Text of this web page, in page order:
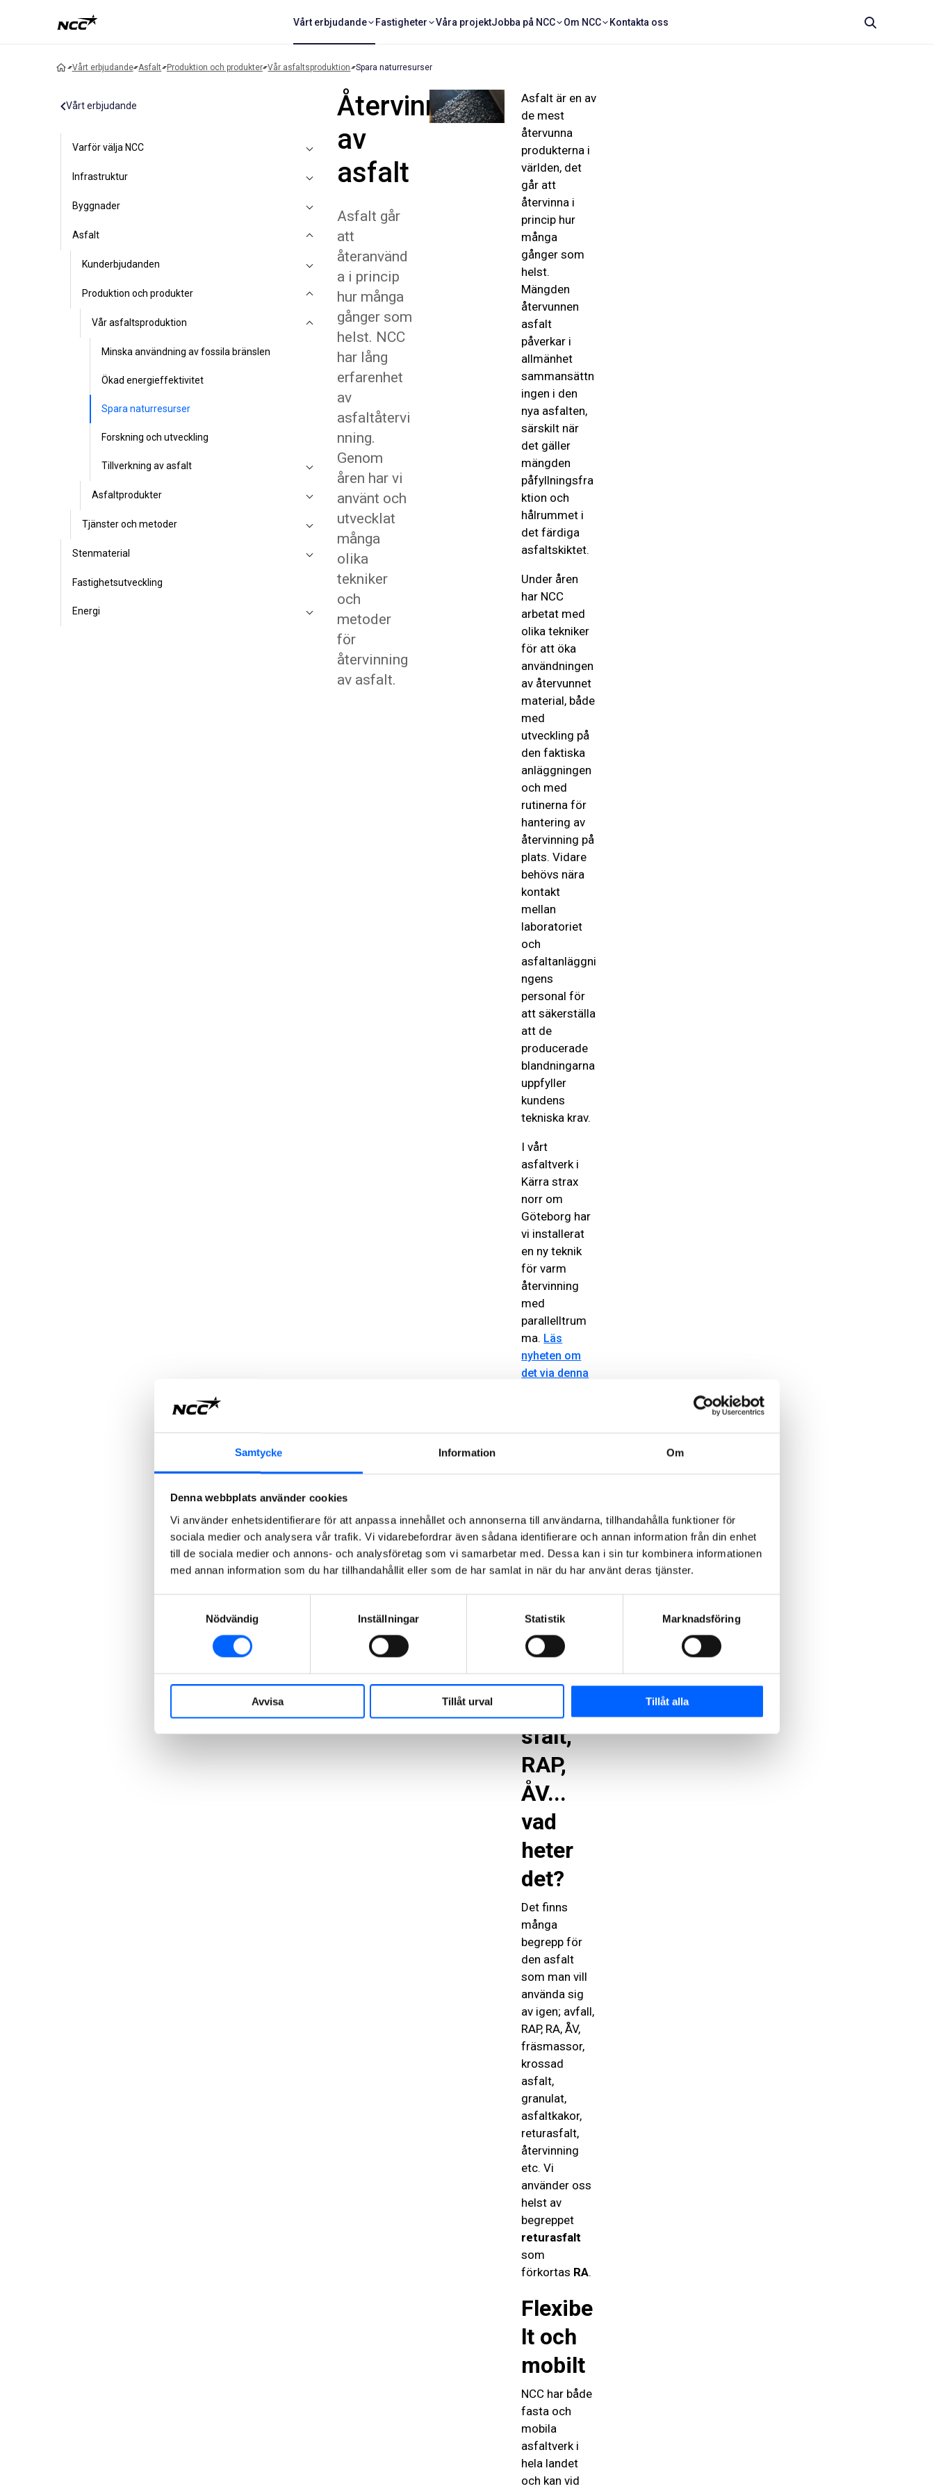
Samtycke Information Om
Denna webbplats använder cookies
Vi använder enhetsidentifierare för att anpassa innehållet och annonserna till användarna, tillhandahålla funktioner för
sociala medier och analysera vår trafik. Vi vidarebefordrar även sådana identifierare och annan information från din enhet
till de sociala medier och annons- och analysföretag som vi samarbetar med. Dessa kan i sin tur kombinera informationen
med annan information som du har tillhandahållit eller som de har samlat in när du har använt deras tjänster.
Nödvändig
Inställningar Statistik Marknadsföring
Avvisa Tillåt urval Tillåt alla
Vårt erbjudande Fastigheter Våra projektJobba på NCC Om NCC Kontakta oss
Vårt erbjudande Asfalt Produktion och produkter Vår asfaltsproduktion Spara naturresurser
Vårt erbjudande
Varför välja NCC
Infrastruktur
Byggnader
Asfalt
Kunderbjudanden
Produktion och produkter
Vår asfaltsproduktion
Minska användning av fossila bränslen
Ökad energieffektivitet
Spara naturresurser
Forskning och utveckling
Tillverkning av asfalt
Asfaltprodukter
Tjänster och metoder
Stenmaterial
Fastighetsutveckling
Energi
Återvinning
av
asfalt
Asfalt går
att
återanvänd
a i princip
hur många
gånger som
helst. NCC
har lång
erfarenhet
av
asfaltåtervi
nning.
Genom
åren har vi
använt och
utvecklat
många
olika
tekniker
och
metoder
för
återvinning
av asfalt.
Asfalt är en av
de mest
återvunna
produkterna i
världen, det
går att
återvinna i
princip hur
många
gånger som
helst.
Mängden
återvunnen
asfalt
påverkar i
allmänhet
sammansättn
ingen i den
nya asfalten,
särskilt när
det gäller
mängden
påfyllningsfra
ktion och
hålrummet i
det färdiga
asfaltskiktet.
Under åren
har NCC
arbetat med
olika tekniker
för att öka
användningen
av återvunnet
material, både
med
utveckling på
den faktiska
anläggningen
och med
rutinerna för
hantering av
återvinning på
plats. Vidare
behövs nära
kontakt
mellan
laboratoriet
och
asfaltanläggni
ngens
personal för
att säkerställa
att de
producerade
blandningarna
uppfyller
kundens
tekniska krav.
I vårt
asfaltverk i
Kärra strax
norr om
Göteborg har
vi installerat
en ny teknik
för varm
återvinning
med
parallelltrum
ma. Läs
nyheten om
det via denna
princip
att
återvinna
hur
som
sfalt,
RAP,
ÅV...
vad
heter
det?
Det finns
många
begrepp för
den asfalt
som man vill
använda sig
av igen; avfall,
RAP, RA, ÅV,
fräsmassor,
krossad
asfalt,
granulat,
asfaltkakor,
returasfalt,
återvinning
etc. Vi
använder oss
helst av
begreppet
returasfalt
som
förkortas RA.
Flexibe
lt och
mobilt
NCC har både
fasta och
mobila
asfaltverk i
hela landet
och kan vid